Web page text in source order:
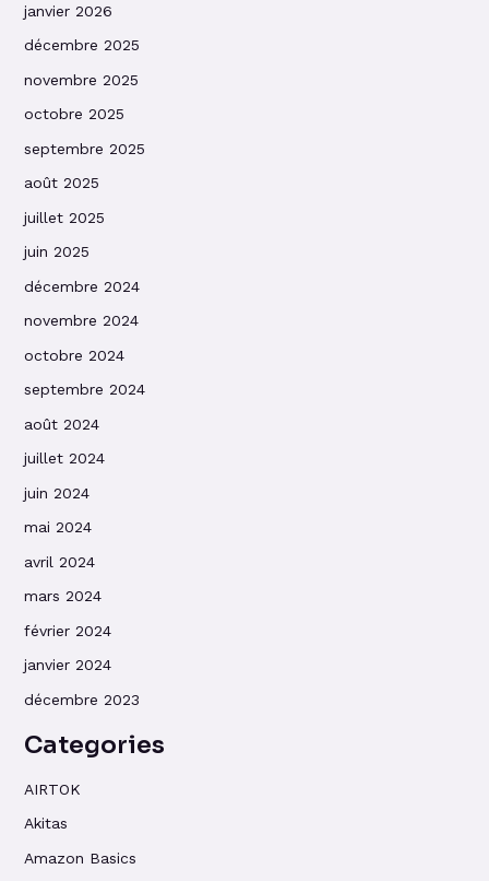
janvier 2026
décembre 2025
novembre 2025
octobre 2025
septembre 2025
août 2025
juillet 2025
juin 2025
décembre 2024
novembre 2024
octobre 2024
septembre 2024
août 2024
juillet 2024
juin 2024
mai 2024
avril 2024
mars 2024
février 2024
janvier 2024
décembre 2023
Categories
AIRTOK
Akitas
Amazon Basics